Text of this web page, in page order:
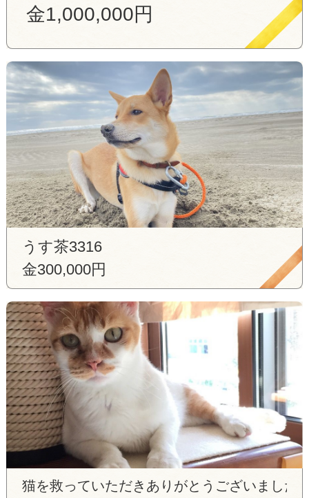
金1,000,000円
うす茶3316
金300,000円
猫を救っていただきありがとうございました